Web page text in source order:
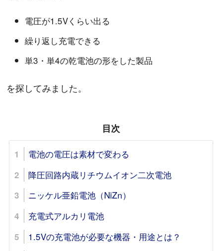
電圧が1.5Vくらい出る
繰り返し充電できる
単3・単4の乾電池の形をした製品
を探してみました。
目次
電池の電圧は素材で変わる
降圧回路内蔵リチウムイオン二次電池
ニッケル亜鉛電池（NiZn）
充電式アルカリ電池
1.5Vの充電池が必要な機器・用途とは？